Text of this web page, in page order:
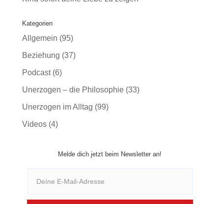
Kategorien
Allgemein (95)
Beziehung (37)
Podcast(6)
Unerzogen – die Philosophie(33)
Unerzogen im Alltag (99)
Videos(4)
Melde dich jetzt beim Newsletter an!